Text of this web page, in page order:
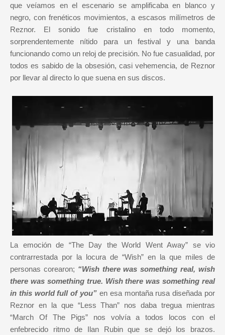
que veíamos en el escenario se amplificaba en blanco y
negro, con frenéticos movimientos, a escasos milímetros de
Reznor. El sonido fue cristalino en todo momento,
sorprendentemente nítido para un festival y una banda
funcionando como un reloj de precisión. No fue casualidad, por
todos es sabido de la obsesión, casi vehemencia, de Reznor
por llevar al directo lo que suena en sus discos.
La emoción de “The Day the World Went Away” se vio
contrarrestada por la locura de “Wish” en la que miles de
personas corearon; “Wish there was something real, wish
there was something true. Wish there was something real
in this world full of you” en esa montaña rusa diseñada por
Reznor en la que “Less Than” nos daba tregua mientras
“March Of The Pigs” nos volvía a todos locos con el
enfebrecido ritmo de Ilan Rubin que se dejó los brazos.